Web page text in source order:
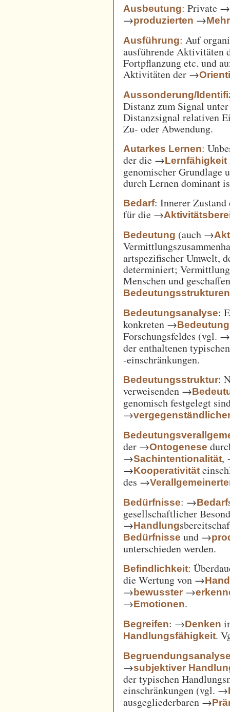
Ausbeutung: Private →
→produzierten →
Ausführung: Auf
ausführende Aktivitäten
Fortpflanzung etc. und
Aktivitäten der →
Aussonderung/
Distanz zum Signal
Distanzsignal relativen
Zu- oder Abwendung.
Autarkes Lernen:
der die →Lernfähigkeit
genomischer Grundlage
durch Lernen dominant
Bedarf: Innerer
für die →
Bedeutung (auch →
artspezifischer Umwelt,
determiniert;
Menschen und
Bedeutungsstrukturen
Bedeutungsanalyse:
konkreten →
Forschungsfeldes (vgl. →
der enthaltenen
-einschränkungen.
Bedeutungsstruktur:
verweisenden →
genomisch festgelegt
→
der →Ontogenese
→Sachintentionalität,
→Kooperativität
des →
Bedürfnisse: →Bedarf
gesellschaftlicher
→Handlung
Bedürfnisse und →
unterschieden werden.
Befindlichkeit:
die Wertung von →
→bewusster →
→Emotionen.
Begreifen: →Denken
Handlungsfähigkeit.
→subjektiver
der typischen
einschränkungen (vgl. →
ausgegliederbaren →